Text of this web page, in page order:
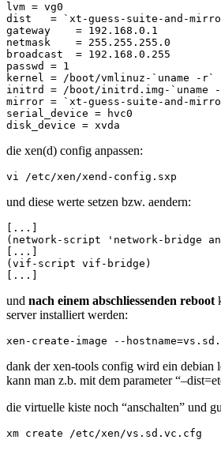
lvm = vg0
dist   = `xt-guess-suite-and-
gateway    = 192.168.0.1
netmask    = 255.255.255.0
broadcast  = 192.168.0.255
passwd = 1
kernel = /boot/vmlinuz-`uname -r`
initrd = /boot/initrd.img-`uname
mirror = `xt-guess-suite-and-
serial_device = hvc0
die xen(d) config anpassen:
und diese werte setzen bzw. aendern:
[...]
(network-script 'network-bridge
[...]
(vif-script vif-bridge)
und nach einem abschliessenden reboot
server installiert werden:
dank der xen-tools config wird ein debian
kann man z.b. mit dem parameter
die virtuelle kiste noch “anschalten” und